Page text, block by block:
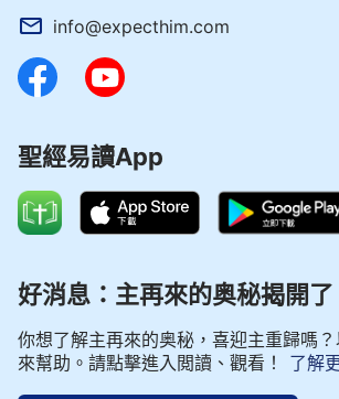
info@expecthim.com
聖經易讀App
好消息：主再來的奥秘揭開了
你想了解主再來的奥秘，喜迎主重歸嗎
來幫助。請點擊進入閲讀、觀看！
了解